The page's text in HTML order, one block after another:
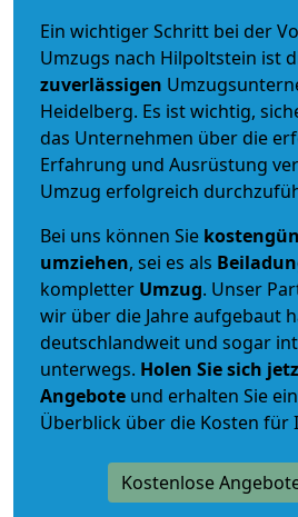
Ein wichtiger Schritt bei der
Umzugs nach Hilpoltstein ist
zuverlässigen
Heidelberg. Es ist wichtig,
das Unternehmen über die
Erfahrung und Ausrüstung
Umzug erfolgreich
Bei uns können Sie
umziehen, sei es als
kompletter Umzug. Unser
wir über die Jahre aufgebaut
deutschlandweit und sogar
unterwegs. Holen Sie sich
Angebote und erhalten Sie
Überblick über die Kosten für
Kostenlose